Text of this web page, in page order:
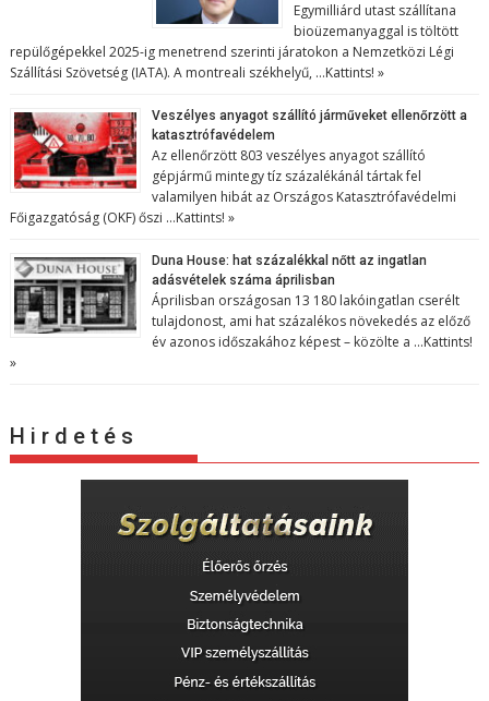
Egymilliárd utast szállítana
bioüzemanyaggal is töltött
repülőgépekkel 2025-ig menetrend szerinti járatokon a Nemzetközi Légi
Szállítási Szövetség (IATA). A montreali székhelyű, …Kattints! »
Veszélyes anyagot szállító járműveket ellenőrzött a
katasztrófavédelem
Az ellenőrzött 803 veszélyes anyagot szállító
gépjármű mintegy tíz százalékánál tártak fel
valamilyen hibát az Országos Katasztrófavédelmi
Főigazgatóság (OKF) őszi …Kattints! »
Duna House: hat százalékkal nőtt az ingatlan
adásvételek száma áprilisban
Áprilisban országosan 13 180 lakóingatlan cserélt
tulajdonost, ami hat százalékos növekedés az előző
év azonos időszakához képest – közölte a …Kattints!
»
H i r d e t é s